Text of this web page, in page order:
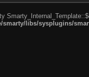
libs/sysplugins/